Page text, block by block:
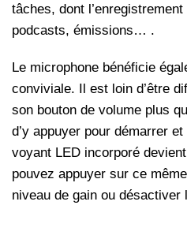
tâches, dont
podcasts, émissions… .
Le microphone bénéficie
conviviale. Il est loin d’être
son bouton de volume plus
d’y appuyer pour démarrer
voyant LED incorporé
pouvez appuyer sur ce
niveau de gain ou désactiver